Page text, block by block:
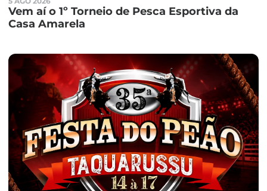
Vem aí o 1º Torneio de Pesca Esportiva da
Casa Amarela